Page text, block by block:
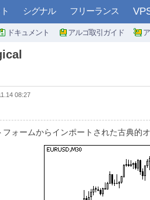
シグナル フリーランス
ドキュメント アルゴ取引ガイド
08:27
ォームからインポートされた古典的